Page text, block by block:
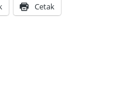
Cetak